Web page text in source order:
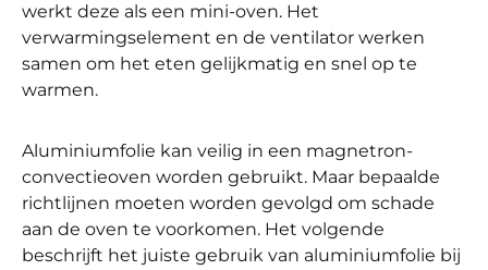
werkt deze als een mini-oven. Het
verwarmingselement en de ventilator werken
samen om het eten gelijkmatig en snel op te
warmen.
Aluminiumfolie kan veilig in een magnetron-
convectieoven worden gebruikt. Maar bepaalde
richtlijnen moeten worden gevolgd om schade
aan de oven te voorkomen. Het volgende
beschrijft het juiste gebruik van aluminiumfolie bij